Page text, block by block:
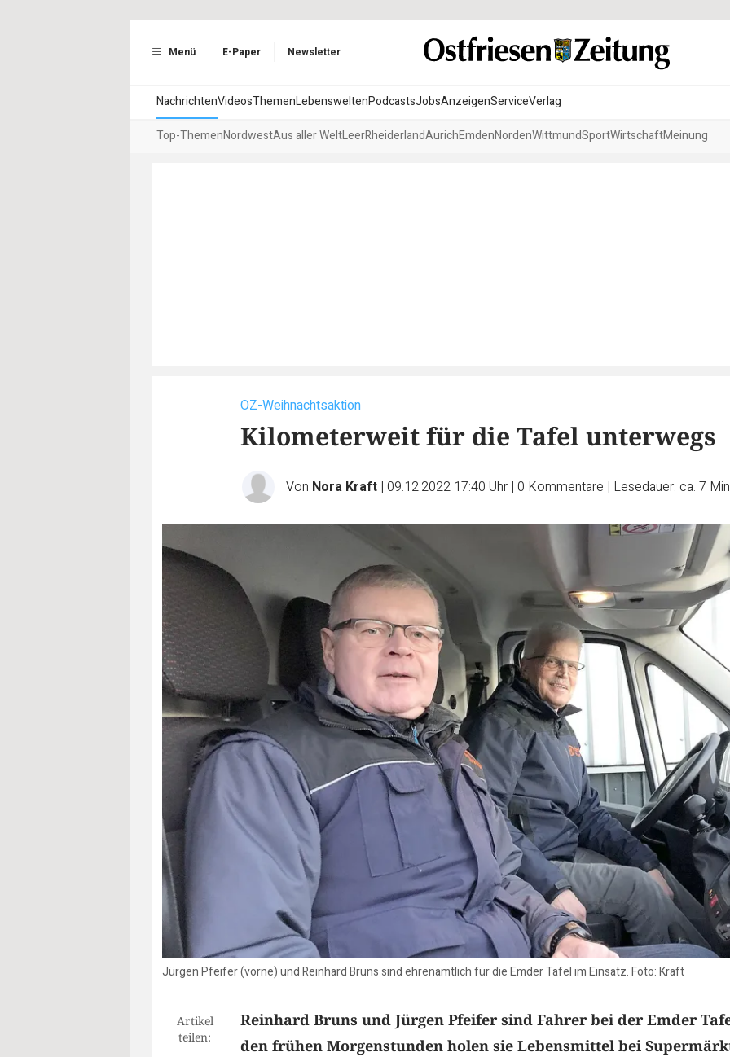
Menü E-Paper Newsletter
NachrichtenVideosThemenLebensweltenPodcastsJobsAnzeigenServiceVerlag
Top-ThemenNordwestAus aller WeltLeerRheiderlandAurichEmdenNordenWittmundSportWirtschaftMeinung
OZ-Weihnachtsaktion
Kilometerweit für die Tafel unterwegs
Von Nora Kraft | 09.12.2022 17:40 Uhr | 0 Kommentare | Lesedauer: ca. 7
Jürgen Pfeifer (vorne) und Reinhard Bruns sind ehrenamtlich für die Emder Tafel im Einsatz. Foto: Kraft
Artikel
teilen:
Reinhard Bruns und Jürgen Pfeifer sind Fahrer bei der Emder
den frühen Morgenstunden holen sie Lebensmittel bei